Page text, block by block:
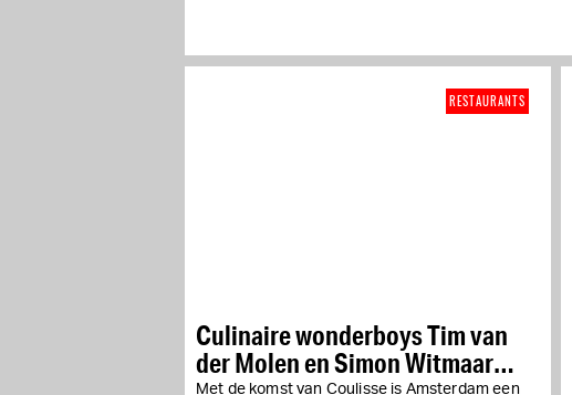
Culinaire wonderboys Tim van
der Molen en Simon Witmaar
Met de komst van Coulisse is Amsterdam een
RESTAURANTS